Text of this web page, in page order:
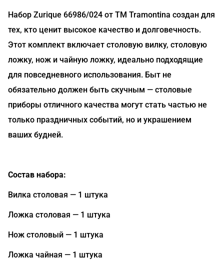
Набор Zurique 66986/024 от TM Tramontina создан для
тех, кто ценит высокое качество и долговечность.
Этот комплект включает столовую вилку, столовую
ложку, нож и чайную ложку, идеально подходящие
для повседневного использования. Быт не
обязательно должен быть скучным — столовые
приборы отличного качества могут стать частью не
только праздничных событий, но и украшением
ваших будней.
Состав набора:
Вилка столовая — 1 штука
Ложка столовая — 1 штука
Нож столовый — 1 штука
Ложка чайная — 1 штука